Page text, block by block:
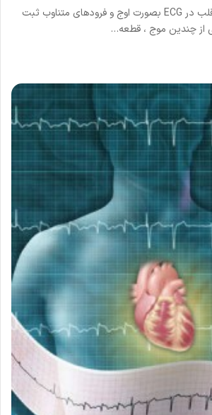
امواج فعالیت الکتریکی قلب در ECG بصورت اوج و فرودهای متناوب ثبت
از چندین موج ، قطعه…